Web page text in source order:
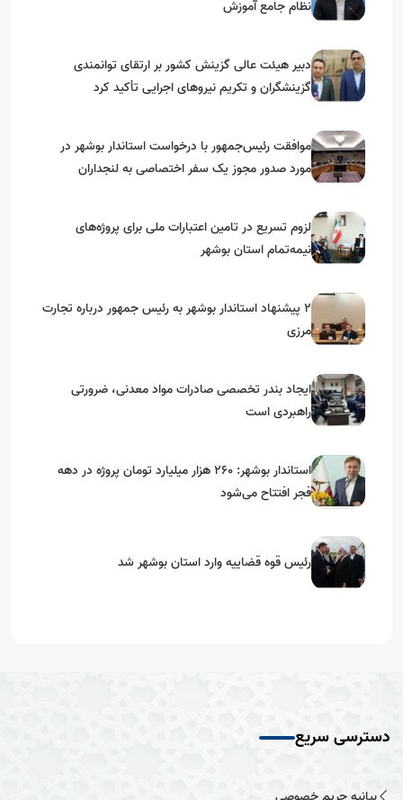
نظام جامع آموزش
دبیر هیئت عالی گزینش کشور بر ارتقای توانمندی
گزینشگران و تکریم نیروهای اجرایی تأکید کرد
موافقت رئیس‌جمهور با درخواست استاندار بوشهر در
مورد صدور مجوز یک سفر اختصاصی به لنجداران
لزوم تسریع در تامین اعتبارات ملی برای پروژه‌های
نیمه‌تمام استان بوشهر
۲ پیشنهاد استاندار بوشهر به رئیس جمهور درباره تجارت
مرزی
ایجاد بندر تخصصی صادرات مواد معدنی، ضرورتی
راهبردی است
استاندار بوشهر: ۲۶۰ هزار میلیارد تومان پروژه در دهه
فجر افتتاح می‌شود
رئیس قوه قضاییه وارد استان بوشهر شد
دسترسی سریع